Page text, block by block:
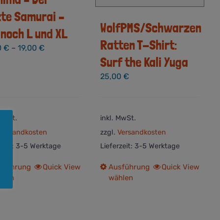
Samurai –
L und XL
€ –19,00€
Versandkosten
3-5 Werktage
DiesesQuick View
WolfPMS/Schwarzen
Ratten T-Shirt:
Surf the Kali Yuga
25,00€
inkl. MwSt.
zzgl.Versandkosten
Lieferzeit: 3-5 Werktage
Ausführung
wählen
DiesesQuick View